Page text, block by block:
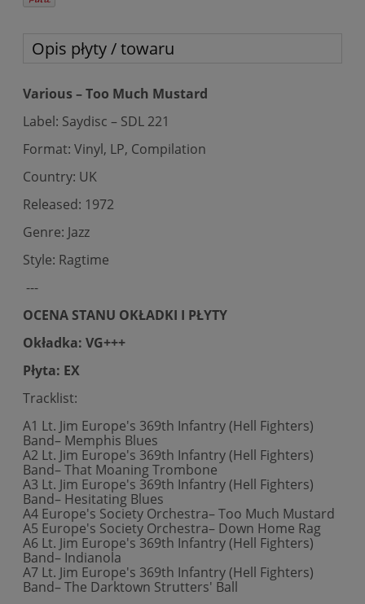
Opis płyty / towaru
Various – Too Much Mustard
Label: Saydisc – SDL 221
Format: Vinyl, LP, Compilation
Country: UK
Released: 1972
Genre: Jazz
Style: Ragtime
---
OCENA STANU OKŁADKI I PŁYTY
Okładka: VG+++
Płyta: EX
Tracklist:
A1 Lt. Jim Europe's 369th Infantry (Hell Fighters)
Band– Memphis Blues
A2 Lt. Jim Europe's 369th Infantry (Hell Fighters)
Band– That Moaning Trombone
A3 Lt. Jim Europe's 369th Infantry (Hell Fighters)
Band– Hesitating Blues
A4 Europe's Society Orchestra– Too Much Mustard
A5 Europe's Society Orchestra– Down Home Rag
A6 Lt. Jim Europe's 369th Infantry (Hell Fighters)
Band– Indianola
A7 Lt. Jim Europe's 369th Infantry (Hell Fighters)
Band– The Darktown Strutters' Ball